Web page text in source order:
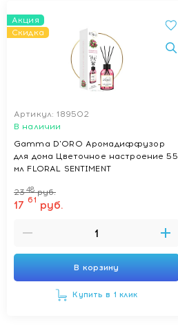
Акция
Скидка
Артикул: 189502
В наличии
Gamma D'ORO Аромадиффузор
для дома Цветочное настроение 55
мл FLORAL SENTIMENT
2348 руб.
17 61 руб.
В корзину
Купить в 1 клик